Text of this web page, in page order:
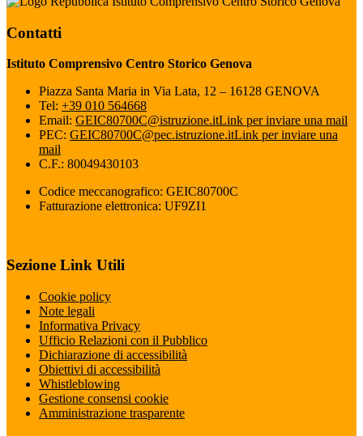
Contatti
Istituto Comprensivo Centro Storico Genova
Piazza Santa Maria in Via Lata, 12 – 16128 GENOVA
Tel: +39 010 564668
Email: GEIC80700C@istruzione.itLink per inviare una mail
PEC: GEIC80700C@pec.istruzione.itLink per inviare una
mail
C.F.: 80049430103
Codice meccanografico: GEIC80700C
Fatturazione elettronica: UF9ZI1
Sezione Link Utili
Cookie policy
Note legali
Informativa Privacy
Ufficio Relazioni con il Pubblico
Dichiarazione di accessibilità
Obiettivi di accessibilità
Whistleblowing
Gestione consensi cookie
Amministrazione trasparente